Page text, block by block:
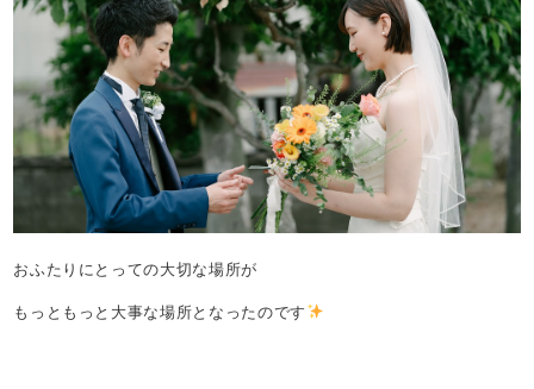
おふたりにとっての大切な場所が
もっともっと大事な場所となったのです